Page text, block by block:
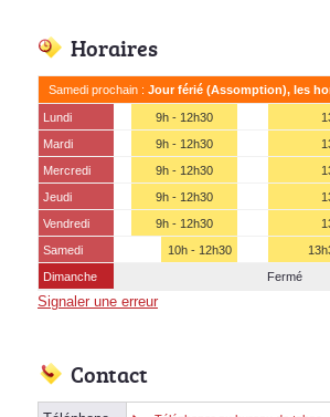
Horaires
Samedi prochain : Jour férié (Assomption), les
Lundi 9h - 12h30
Mardi
9h - 12h30
Mercredi
9h - 12h30
Jeudi
9h - 12h30
Vendredi
9h - 12h30
Samedi
10h - 12h30
Dimanche
Fermé
Signaler une erreur
Contact